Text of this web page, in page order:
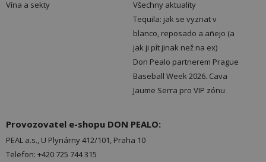
Vína a sekty
Všechny aktuality
Tequila: jak se vyznat v
blanco, reposado a añejo (a
jak ji pít jinak než na ex)
Don Pealo partnerem Prague
Baseball Week 2026. Cava
Jaume Serra pro VIP zónu
Provozovatel e-shopu DON PEALO:
PEAL a.s., U Plynárny 412/101, Praha 10
Telefon: +420 725 744 315